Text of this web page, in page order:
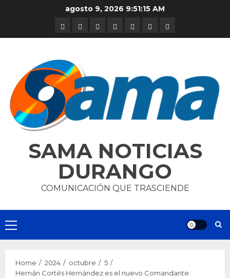
agosto 9, 2026 9:51:15 AM
DURANGO
NACIONAL
INTERNACIONAL
DEPORTES
ENTRETENIMIENTO
CIENCIA
Y
OPINION
SAMA NOTICIAS
DURANGO
COMUNICACIÓN QUE TRASCIENDE
Primary
Menu
Home 2024 octubre
5
Hernán Cortés Hernández es el nuevo Comandante